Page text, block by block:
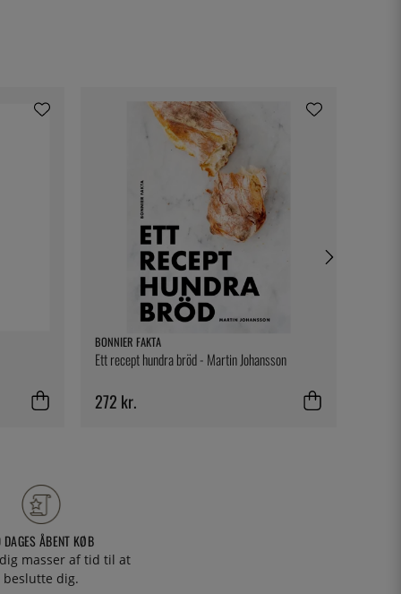
BONNIER FAKTA
Ett recept hundra bröd - Martin Johansson
272 kr.
ÅBENT KØB
masser af tid til at
beslutte dig.